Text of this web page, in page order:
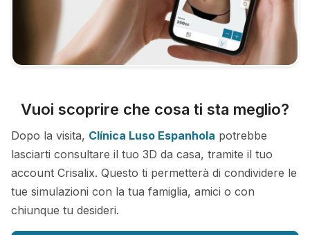
Vuoi scoprire che cosa ti sta meglio?
Dopo la visita, Clínica Luso Espanhola potrebbe
lasciarti consultare il tuo 3D da casa, tramite il tuo
account Crisalix. Questo ti permetterà di condividere le
tue simulazioni con la tua famiglia, amici o con
chiunque tu desideri.